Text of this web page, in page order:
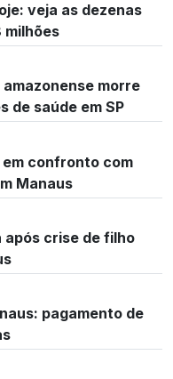
veja as dezenas
milhões
amazonense morre
de saúde em SP
confronto com
Manaus
após crise de filho
pagamento de